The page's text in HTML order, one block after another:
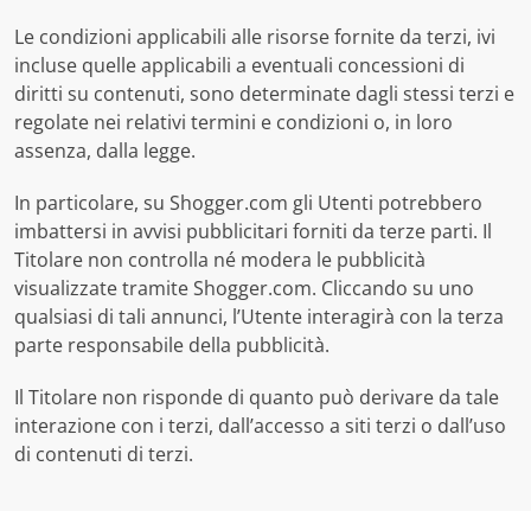
Le condizioni applicabili alle risorse fornite da terzi, ivi
incluse quelle applicabili a eventuali concessioni di
diritti su contenuti, sono determinate dagli stessi terzi e
regolate nei relativi termini e condizioni o, in loro
assenza, dalla legge.
In particolare, su Shogger.com gli Utenti potrebbero
imbattersi in avvisi pubblicitari forniti da terze parti. Il
Titolare non controlla né modera le pubblicità
visualizzate tramite Shogger.com. Cliccando su uno
qualsiasi di tali annunci, l’Utente interagirà con la terza
parte responsabile della pubblicità.
Il Titolare non risponde di quanto può derivare da tale
interazione con i terzi, dall’accesso a siti terzi o dall’uso
di contenuti di terzi.